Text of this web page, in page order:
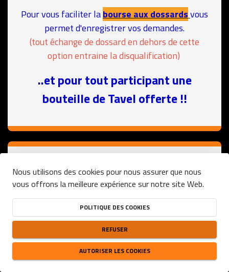
Pour vous faciliter labourse aux dossardsvous
permet d'enregistrer vos demandes.
(tout échange de dossard en dehors de cette
option entraine la disqualification)
..et pour tout participant une
bouteille de Tavel offerte !!
7KM
DATE
11/10/2026
HEURE
10:00(UTC+01:00)
DISPONIBILITÉ
PLACES RESTANTES91
close
Nous utilisons des cookies pour nous assurer que nous
vous offrons la meilleure expérience sur notre site Web.
POLITIQUE DES COOKIES
REFUSER
AUTORISER LES COOKIES